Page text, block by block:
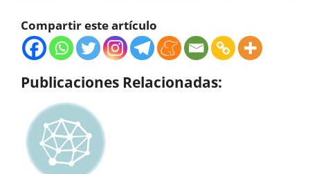
Compartir este artículo
Publicaciones Relacionadas: